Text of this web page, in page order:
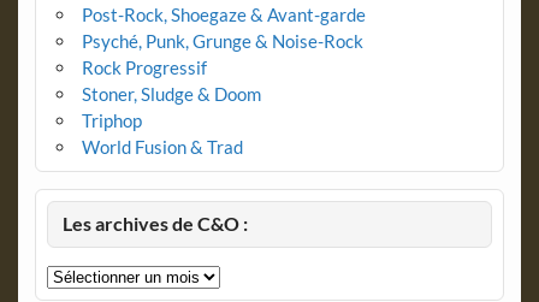
Post-Rock, Shoegaze & Avant-garde
Psyché, Punk, Grunge & Noise-Rock
Rock Progressif
Stoner, Sludge & Doom
Triphop
World Fusion & Trad
Les archives de C&O :
Les
archives